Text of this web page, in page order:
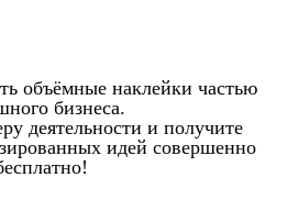
объёмные наклейки частью
бизнеса.
деятельности и получите
идей совершенно